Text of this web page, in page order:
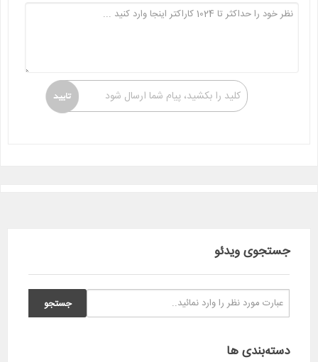
کلید را بکشید، پیام شما ارسال شود
جستجوی ویدئو
دسته‌بندی ها